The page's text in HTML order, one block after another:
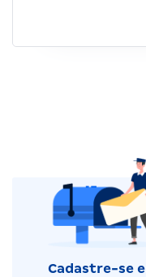
Cadastre-se e